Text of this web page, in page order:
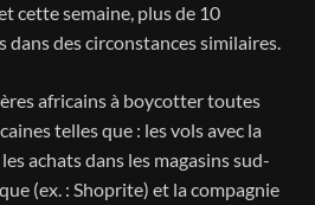
cette semaine, plus de 10
des circonstances similaires.
africains à boycotter toutes
telles que : les vols avec la
achats dans les magasins sud-
(ex. : Shoprite) et la compagnie